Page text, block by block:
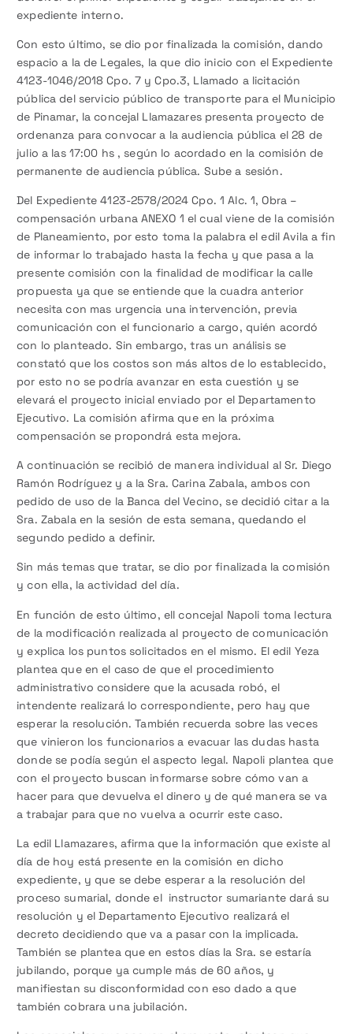
expediente interno.
Con esto último, se dio por finalizada la comisión, dando
espacio a la de Legales, la que dio inicio con el Expediente
4123-1046/2018 Cpo. 7 y Cpo.3, Llamado a licitación
pública del servicio público de transporte para el Municipio
de Pinamar, la concejal Llamazares presenta proyecto de
ordenanza para convocar a la audiencia pública el 28 de
julio a las 17:00 hs , según lo acordado en la comisión de
permanente de audiencia pública. Sube a sesión.
Del Expediente 4123-2578/2024 Cpo. 1 Alc. 1, Obra –
compensación urbana ANEXO 1 el cual viene de la comisión
de Planeamiento, por esto toma la palabra el edil Avila a fin
de informar lo trabajado hasta la fecha y que pasa a la
presente comisión con la finalidad de modificar la calle
propuesta ya que se entiende que la cuadra anterior
necesita con mas urgencia una intervención, previa
comunicación con el funcionario a cargo, quién acordó
con lo planteado. Sin embargo, tras un análisis se
constató que los costos son más altos de lo establecido,
por esto no se podría avanzar en esta cuestión y se
elevará el proyecto inicial enviado por el Departamento
Ejecutivo. La comisión afirma que en la próxima
compensación se propondrá esta mejora.
A continuación se recibió de manera individual al Sr. Diego
Ramón Rodríguez y a la Sra. Carina Zabala, ambos con
pedido de uso de la Banca del Vecino, se decidió citar a la
Sra. Zabala en la sesión de esta semana, quedando el
segundo pedido a definir.
Sin más temas que tratar, se dio por finalizada la comisión
y con ella, la actividad del día.
En función de esto último, ell concejal Napoli toma lectura
de la modificación realizada al proyecto de comunicación
y explica los puntos solicitados en el mismo. El edil Yeza
plantea que en el caso de que el procedimiento
administrativo considere que la acusada robó, el
intendente realizará lo correspondiente, pero hay que
esperar la resolución. También recuerda sobre las veces
que vinieron los funcionarios a evacuar las dudas hasta
donde se podía según el aspecto legal. Napoli plantea que
con el proyecto buscan informarse sobre cómo van a
hacer para que devuelva el dinero y de qué manera se va
a trabajar para que no vuelva a ocurrir este caso.
La edil Llamazares, afirma que la información que existe al
día de hoy está presente en la comisión en dicho
expediente, y que se debe esperar a la resolución del
proceso sumarial, donde el instructor sumariante dará su
resolución y el Departamento Ejecutivo realizará el
decreto decidiendo que va a pasar con la implicada.
También se plantea que en estos días la Sra. se estaría
jubilando, porque ya cumple más de 60 años, y
manifiestan su disconformidad con eso dado a que
también cobrara una jubilación.